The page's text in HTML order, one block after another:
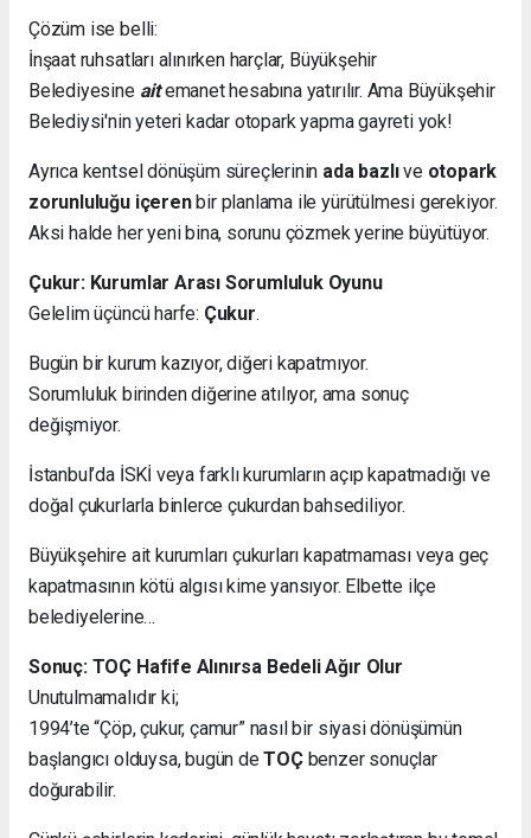
Çözüm ise belli:
İnşaat ruhsatları alınırken harçlar, Büyükşehir
Belediyesine aitemanet hesabına yatırılır. Ama Büyükşehir
Belediysi'nin yeteri kadar otopark yapma gayreti yok!
Ayrıca kentsel dönüşüm süreçlerinin ada bazlıve otopark
zorunluluğu içerenbir planlama ile yürütülmesi gerekiyor.
Aksi halde her yeni bina, sorunu çözmek yerine büyütüyor.
Çukur: Kurumlar Arası Sorumluluk Oyunu
Gelelim üçüncü harfe: Çukur.
Bugün bir kurum kazıyor, diğeri kapatmıyor.
Sorumluluk birinden diğerine atılıyor, ama sonuç
değişmiyor.
İstanbul’da İSKİ veya farklı kurumların açıp kapatmadığı ve
doğal çukurlarla binlerce çukurdan bahsediliyor.
Büyükşehire ait kurumları çukurları kapatmaması veya geç
kapatmasının kötü algısı kime yansıyor. Elbette ilçe
belediyelerine…
Sonuç: TOÇ Hafife Alınırsa Bedeli Ağır Olur
Unutulmamalıdır ki;
1994’te “Çöp, çukur, çamur” nasıl bir siyasi dönüşümün
başlangıcı olduysa, bugün deTOÇbenzer sonuçlar
doğurabilir.